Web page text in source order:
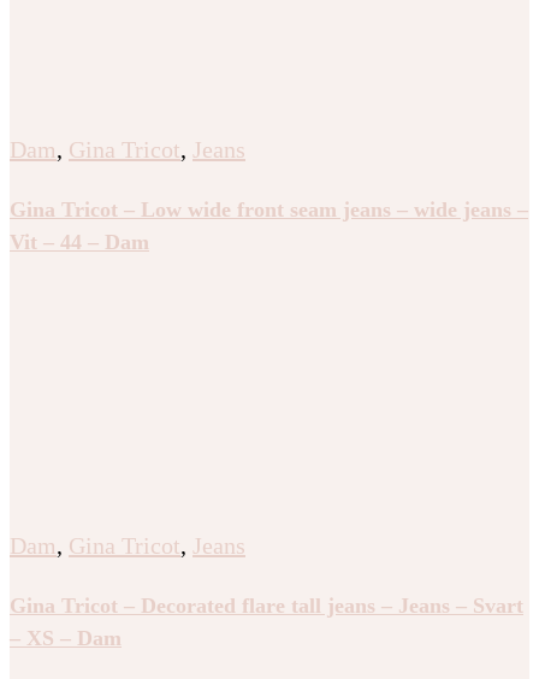
Dam, Gina Tricot, Jeans
Gina Tricot – Low wide front seam jeans – wide jeans –
Vit – 44 – Dam
Dam, Gina Tricot, Jeans
Gina Tricot – Decorated flare tall jeans – Jeans – Svart
– XS – Dam